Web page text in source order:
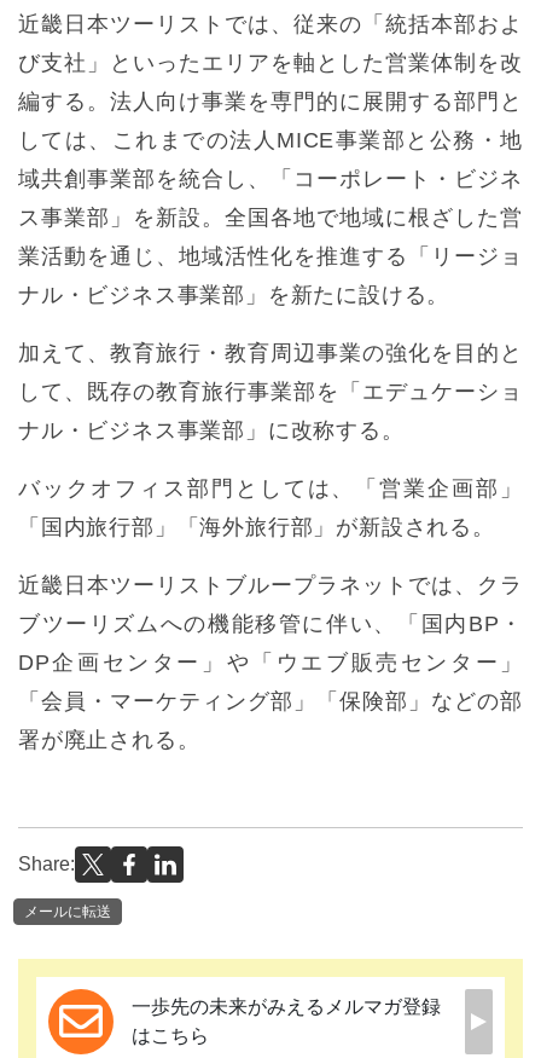
近畿日本ツーリストでは、従来の「統括本部およ
び支社」といったエリアを軸とした営業体制を改
編する。法人向け事業を専門的に展開する部門と
しては、これまでの法人MICE事業部と公務・地
域共創事業部を統合し、「コーポレート・ビジネ
ス事業部」を新設。全国各地で地域に根ざした営
業活動を通じ、地域活性化を推進する「リージョ
ナル・ビジネス事業部」を新たに設ける。
加えて、教育旅行・教育周辺事業の強化を目的と
して、既存の教育旅行事業部を「エデュケーショ
ナル・ビジネス事業部」に改称する。
バックオフィス部門としては、「営業企画部」
「国内旅行部」「海外旅行部」が新設される。
近畿日本ツーリストブループラネットでは、クラ
ブツーリズムへの機能移管に伴い、「国内BP・
DP企画センター」や「ウエブ販売センター」
「会員・マーケティング部」「保険部」などの部
署が廃止される。
Share:
メールに転送
一歩先の未来がみえるメルマガ登録
はこちら